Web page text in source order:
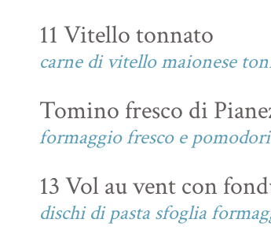
11 Vitello tonnato
carne di vitello maionese
Tomino fresco di
formaggio fresco e
13 Vol au vent con
dischi di pasta sfoglia